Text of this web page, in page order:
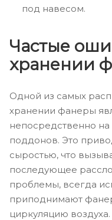
под навесом.
Частые
хранении
Одной из самых
хранении фанеры
непосредственно
поддонов. Это
сыростью, что
последующее
проблемы, всегда
приподнимают
циркуляцию воздуха.